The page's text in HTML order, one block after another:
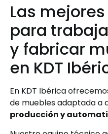
Las
para
y fabricar
en KDT
En KDT Ibérica
de muebles adaptada a
producción y